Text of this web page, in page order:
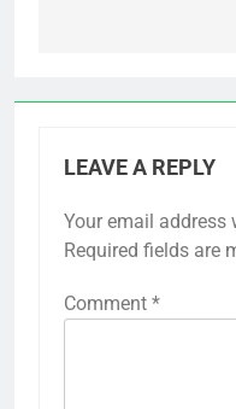
LEAVE A REPLY
Your email address
Required fields are
Comment *